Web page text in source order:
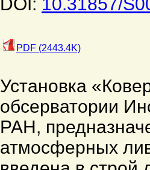
PDF (2443.4K)
Установка
обсерватории
РАН,
атмосферных